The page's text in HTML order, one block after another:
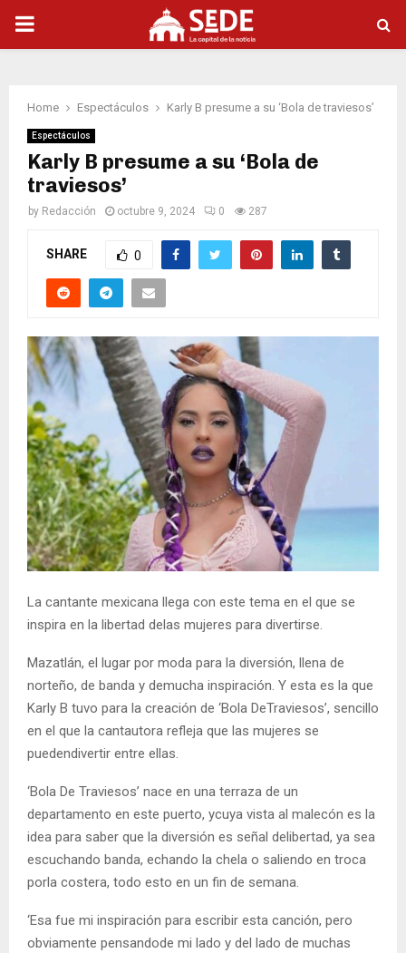
PRIMARY
Home Espectáculos Karly B presume a su ‘Bola de traviesos’
Espectáculos
Karly B presume a su ‘Bola de
traviesos’
by Redacción octubre 9, 2024 0 287
SHARE 0
La cantante mexicana llega con este tema en el que se
inspira en la libertad delas mujeres para divertirse.
Mazatlán, el lugar por moda para la diversión, llena de
norteño, de banda y demucha inspiración. Y esta es la que
Karly B tuvo para la creación de ‘Bola DeTraviesos’, sencillo
en el que la cantautora refleja que las mujeres se
puedendivertir entre ellas.
‘Bola De Traviesos’ nace en una terraza de un
departamento en este puerto, ycuya vista al malecón es la
idea para saber que la diversión es señal delibertad, ya sea
escuchando banda, echando la chela o saliendo en troca
porla costera, todo esto en un fin de semana.
‘Esa fue mi inspiración para escribir esta canción, pero
obviamente pensandode mi lado y del lado de muchas